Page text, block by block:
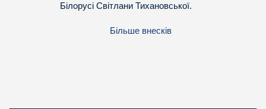
Білорусі Світлани Тихановської.
Більше внесків